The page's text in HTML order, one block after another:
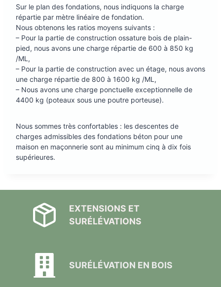
Sur le plan des fondations, nous indiquons la charge
répartie par mètre linéaire de fondation.
Nous obtenons les ratios moyens suivants :
– Pour la partie de construction ossature bois de plain-
pied, nous avons une charge répartie de 600 à 850 kg
/ML,
– Pour la partie de construction avec un étage, nous avons
une charge répartie de 800 à 1600 kg /ML,
– Nous avons une charge ponctuelle exceptionnelle de
4400 kg (poteaux sous une poutre porteuse).
Nous sommes très confortables : les descentes de
charges admissibles des fondations béton pour une
maison en maçonnerie sont au minimum cinq à dix fois
supérieures.
EXTENSIONS ET
SURÉLÉVATIONS
SURÉLÉVATION EN BOIS